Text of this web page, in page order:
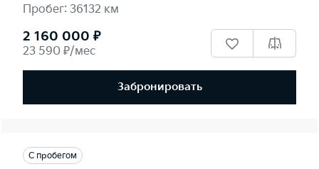
Пробег: 36132 км
2 160 000 ₽
23 590 ₽/мес
Забронировать
С пробегом